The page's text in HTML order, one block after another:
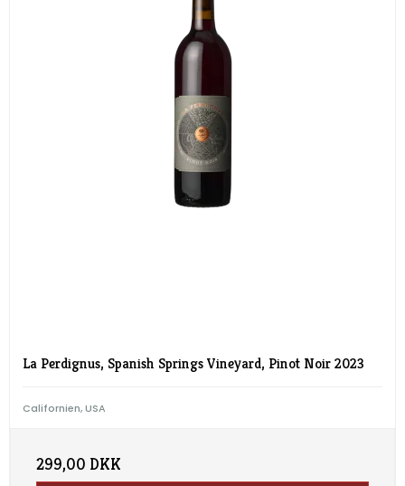
La Perdignus, Spanish Springs Vineyard, Pinot Noir 2023
Californien, USA
299,00 DKK